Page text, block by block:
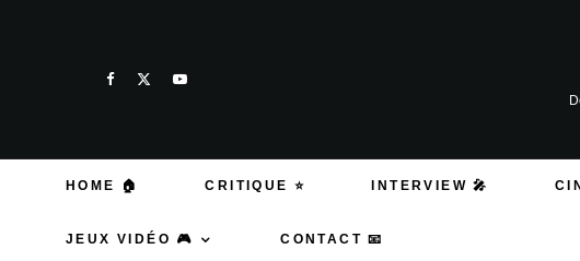
HOME 🏠 CRITIQUE ⭐ INTERVIEW 🎤
JEUX VIDÉO 🎮 CONTACT 📧